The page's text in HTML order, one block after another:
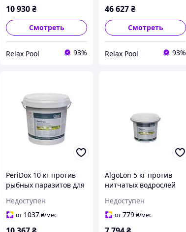
10 930₴
Смотреть
Relax Pool 93%
46 627₴
Смотреть
Relax Pool 93%
PeriDox 10 кг против
рыбных паразитов для
76521
Недоступен
от 1037₴/мес
AlgoLon 5 кг против
нитчатых водрослей
76509
Недоступен
от779₴/мес